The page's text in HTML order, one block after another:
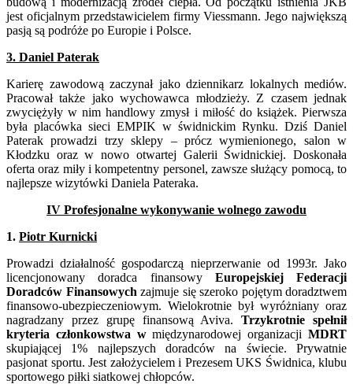
jest oficjalnym przedstawicielem firmy Viessmann. Jego największą
pasją są podróże po Europie i Polsce.
3. Daniel Paterak
Karierę zawodową zaczynał jako dziennikarz lokalnych mediów.
Pracował także jako wychowawca młodzieży. Z czasem jednak
zwyciężyły w nim handlowy zmysł i miłość do książek. Pierwsza
była placówka sieci EMPIK w świdnickim Rynku. Dziś Daniel
Paterak prowadzi trzy sklepy – prócz wymienionego, salon w
Kłodzku oraz w nowo otwartej Galerii Świdnickiej. Doskonała
oferta oraz miły i kompetentny personel, zawsze służący pomocą, to
najlepsze wizytówki Daniela Pateraka.
IV Profesjonalne wykonywanie wolnego zawodu
1. Piotr Kurnicki
Prowadzi działalność gospodarczą nieprzerwanie od 1993r. Jako
licencjonowany doradca finansowy Europejskiej Federacji
Doradców Finansowych zajmuje się szeroko pojętym doradztwem
finansowo-ubezpieczeniowym. Wielokrotnie był wyróżniany oraz
nagradzany przez grupę finansową Aviva.Trzykrotnie spełnił
kryteria członkowstwa wmiędzynarodowej organizacjiMDRT
skupiającej 1% najlepszych doradców na świecie. Prywatnie
pasjonat sportu. Jest założycielem i Prezesem UKS Świdnica, klubu
sportowego piłki siatkowej chłopców.